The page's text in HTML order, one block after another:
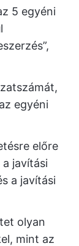
5 egyéni
egyéni
előre
javítási
a javítási
olyan
mint az